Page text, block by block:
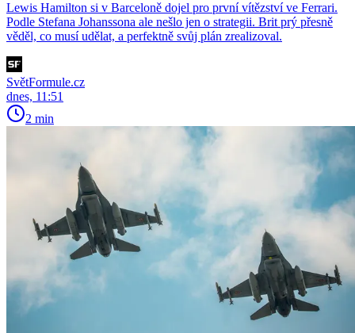
Lewis Hamilton si v Barceloně dojel pro první vítězství ve Ferrari.
Podle Stefana Johanssona ale nešlo jen o strategii. Brit prý přesně
věděl, co musí udělat, a perfektně svůj plán zrealizoval.
SvětFormule.cz
dnes, 11:51
2 min